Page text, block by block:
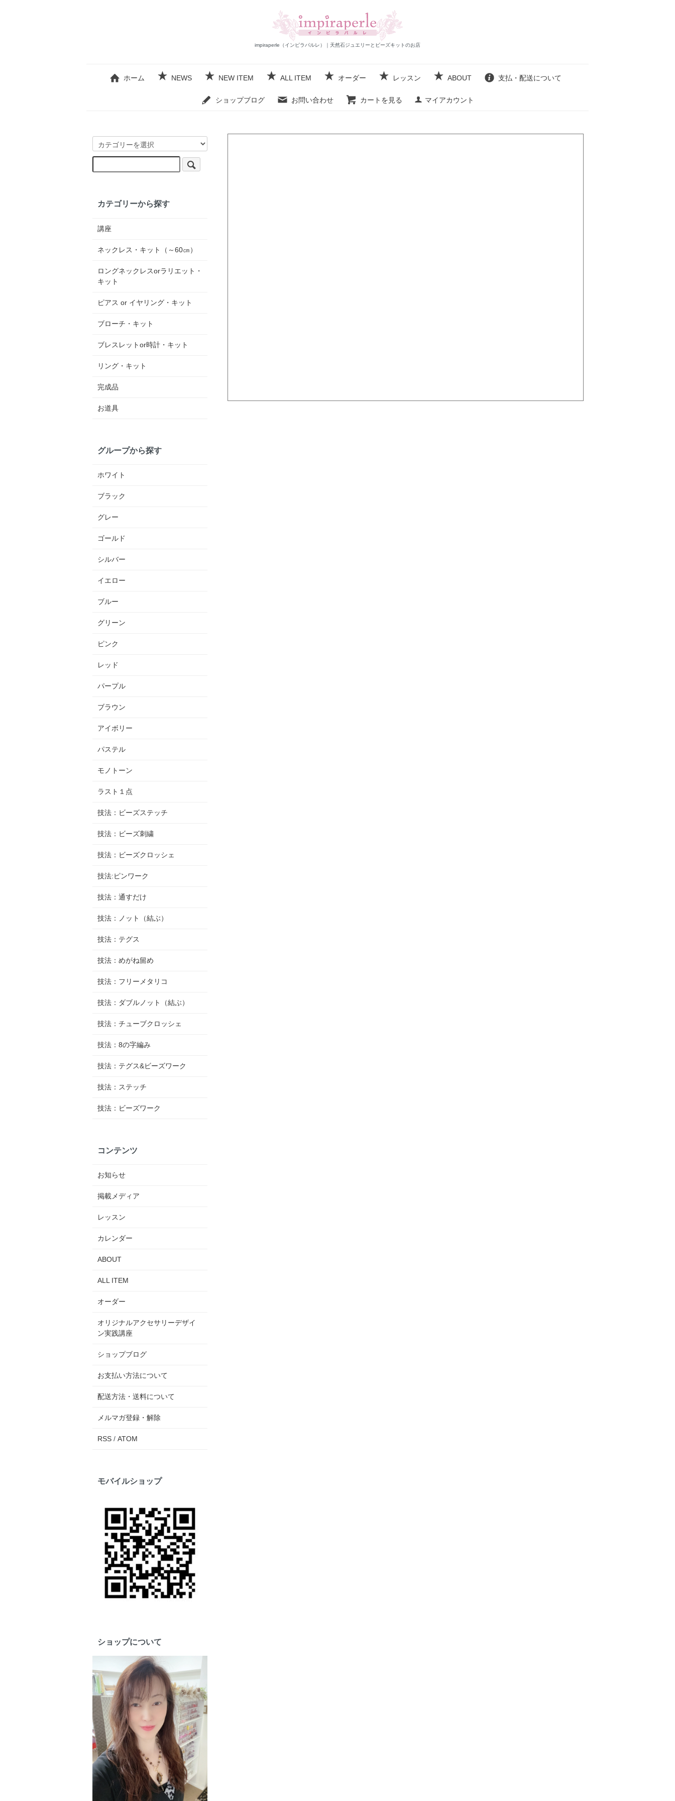
impiraperle（インピラパルレ）｜天然石ジュエリーとビーズキットのお店
ホーム NEWS NEW ITEM ALL ITEM オーダー レッスン ABOUT 支払・配送について
ショップブログ お問い合わせ カートを見る マイアカウント
カテゴリーから探す
講座
ネックレス・キット（～60㎝）
ロングネックレスorラリエット・
キット
ピアス or イヤリング・キット
ブローチ・キット
ブレスレットor時計・キット
リング・キット
完成品
お道具
グループから探す
ホワイト
ブラック
グレー
ゴールド
シルバー
イエロー
ブルー
グリーン
ピンク
レッド
パープル
ブラウン
アイボリー
パステル
モノトーン
ラスト１点
技法：ビーズステッチ
技法：ビーズ刺繍
技法：ビーズクロッシェ
技法:ピンワーク
技法：通すだけ
技法：ノット（結ぶ）
技法：テグス
技法：めがね留め
技法：フリーメタリコ
技法：ダブルノット（結ぶ）
技法：チューブクロッシェ
技法：8の字編み
技法：テグス&ビーズワーク
技法：ステッチ
技法：ビーズワーク
コンテンツ
お知らせ
掲載メディア
レッスン
カレンダー
ABOUT
ALL ITEM
オーダー
オリジナルアクセサリーデザイ
ン実践講座
ショップブログ
お支払い方法について
配送方法・送料について
メルマガ登録・解除
RSS/ ATOM
モバイルショップ
ショップについて